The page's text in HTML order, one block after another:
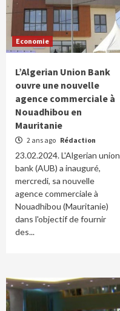
Economie
L’Algerian Union Bank
ouvre une nouvelle
agence commerciale à
Nouadhibou en
Mauritanie
2 ans ago Rédaction
23.02.2024. L'Algerian union
bank (AUB) a inauguré,
mercredi, sa nouvelle
agence commerciale à
Nouadhibou (Mauritanie)
dans l'objectif de fournir
des...